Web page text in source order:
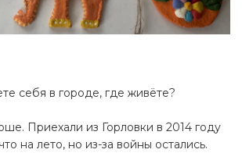
себя в городе, где живёте?
Приехали из Горловки в 2014 году
на лето, но из-за войны остались.